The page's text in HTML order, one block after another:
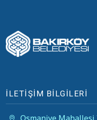
İLETİŞİM BİLGİLERİ